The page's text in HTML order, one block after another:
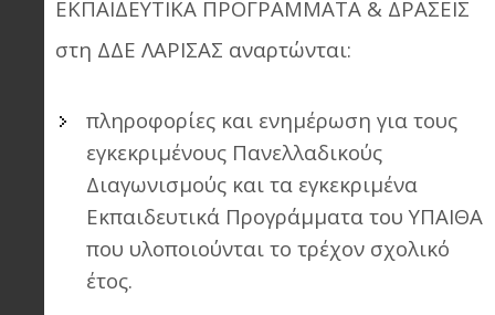
ΕΚΠΑΙΔΕΥΤΙΚΑ ΠΡΟΓΡΑΜΜΑΤΑ & ΔΡΑΣΕΙΣ
στη ΔΔΕ ΛΑΡΙΣΑΣ αναρτώνται:
πληροφορίες και ενημέρωση για τους
εγκεκριμένους Πανελλαδικούς
Διαγωνισμούς και τα εγκεκριμένα
Εκπαιδευτικά Προγράμματα του ΥΠΑΙΘΑ
που υλοποιούνται το τρέχον σχολικό
έτος.